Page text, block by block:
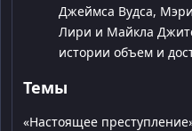
Джеймса Вудса,
Лири и Майкла
истории объем и
Темы
«Настоящее